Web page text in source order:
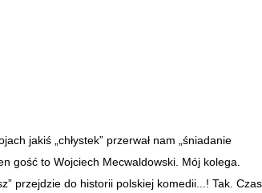
jakiś „chłystek” przerwał nam „śniadanie
gość to Wojciech Mecwaldowski. Mój kolega.
przejdzie do historii polskiej komedii...! Tak.